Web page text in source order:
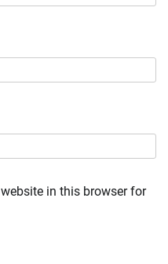
in this browser for